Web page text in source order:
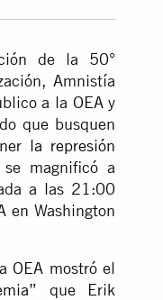
de la 50°
Amnistía
a la OEA y
que busquen
la represión
magnificó a
a las 21:00
en Washington
OEA mostró el
que Erik